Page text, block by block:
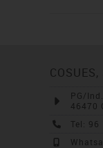
COSUES,
PG/
46470
Tel: 96